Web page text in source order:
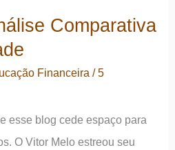
Comparativa
Financeira /5
esse blog cede espaço para
O Vitor Melo estreou seu